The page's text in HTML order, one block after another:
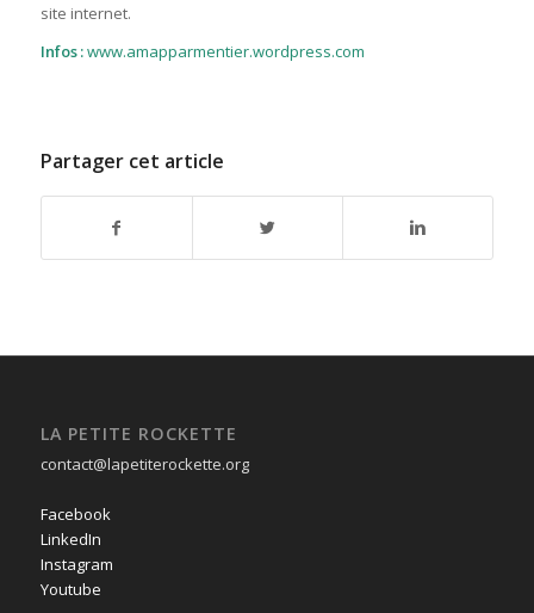
site internet.
Infos :www.amapparmentier.wordpress.com
Partager cet article
LA PETITE ROCKETTE
contact@lapetiterockette.org
Facebook
LinkedIn
Instagram
Youtube